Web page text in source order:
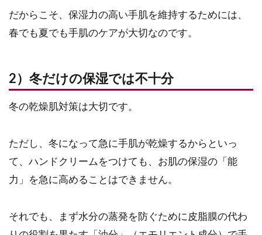
だからこそ、保湿力の高い手肌を維持するためには、
春でも夏でも手肌のケアが大切なのです。
2）冬だけの保湿では不十分
冬の乾燥肌対策は大切です。
ただし、冬になって急に手肌が乾燥するからといっ
て、ハンドクリームをつけても、お肌の保湿の「能
力」を急に高めることはできません。
それでも、まず水分の蒸発を防ぐために皮脂膜の代わ